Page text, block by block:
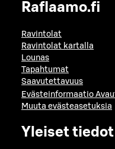
Raflaamo.fi
Ravintolat
Ravintolat kartalla
Lounas
Tapahtumat
Saavutettavuus
Evästeinformaatio
Muuta evästeasetuksia
Yleiset tiedot